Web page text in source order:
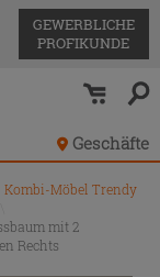
GEWERBLICHE
PROFIKUNDE
Geschäfte
Kombi-Möbel Trendy
mit 2
Rechts